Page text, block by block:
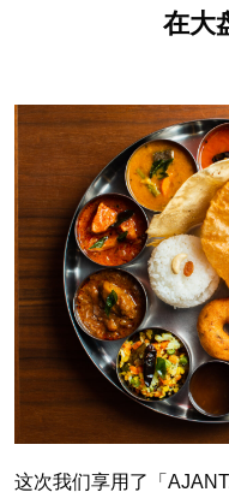
在大
这次我们享用了「